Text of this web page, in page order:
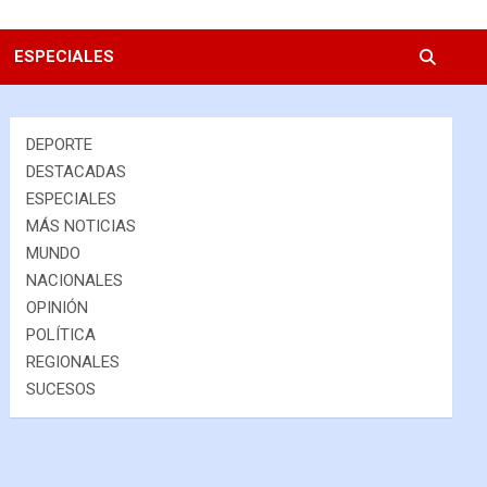
ESPECIALES
DEPORTE
DESTACADAS
ESPECIALES
MÁS NOTICIAS
MUNDO
NACIONALES
OPINIÓN
POLÍTICA
REGIONALES
SUCESOS